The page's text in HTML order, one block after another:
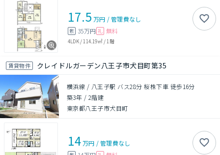
17.5 万円 /管理費なし
敷 35万円 礼 無料
4LDK/ 114.19㎡/ 1階
賃貸物件 クレイドルガーデン八王子市犬目町第35
横浜線 / 八王子駅 バス28分 桜株下車 徒歩16分
築3年 / 2階建
東京都八王子市犬目町
14万円 /管理費なし